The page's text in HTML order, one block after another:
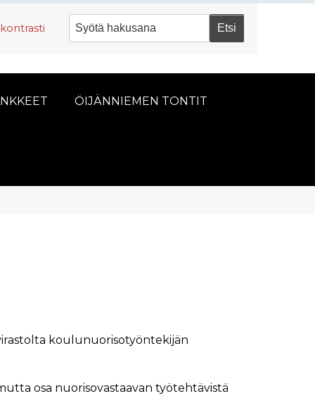
ÖIJÄNNIEMEN TONTIT
koulunuorisotyöntekijän
osa nuorisovastaavan työtehtävistä